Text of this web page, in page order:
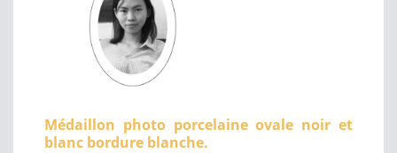
Médaillon photo porcelaine ovale noir et
blanc bordure blanche.